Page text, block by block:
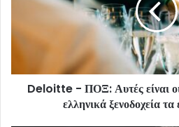
Deloitte - ΠΟΞ: Αυτές είναι οι
ελληνικά ξενοδοχεία